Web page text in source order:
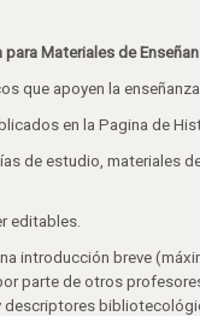
Materiales de
que apoyen la enseñanza
en la Pagina de
de estudio, materiales
editables.
introducción breve
parte de otros
descriptores